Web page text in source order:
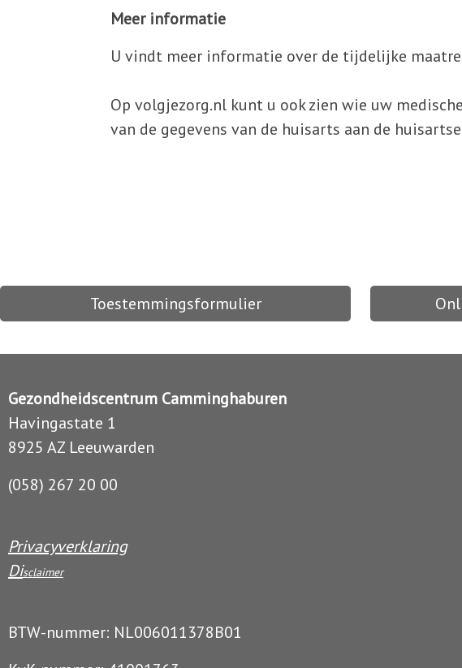
Meer informatie
U vindt meer informatie over de tijdelijke
Op volgjezorg.nl kunt u ook zien wie uw
van de gegevens van de huisarts aan de
Toestemmingsformulier
Gezondheidscentrum Camminghaburen
Havingastate 1
8925 AZ Leeuwarden
(058) 267 20 00
Privacyverklaring
Disclaimer
BTW-nummer: NL006011378B01